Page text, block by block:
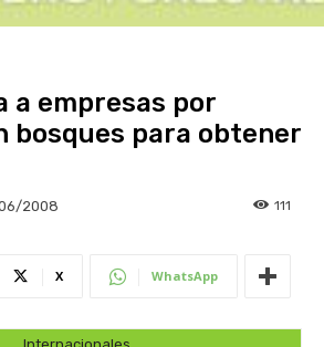
a empresas por
bosques para obtener
2008 111
X WhatsApp